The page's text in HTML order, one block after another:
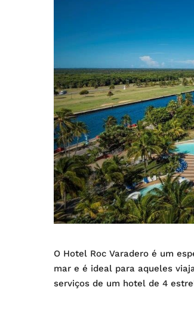
O Hotel Roc Varadero é um
mar e é ideal para aqueles
serviços de um hotel de 4